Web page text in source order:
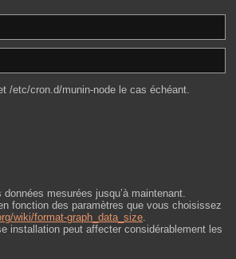
/etc/cron.d/munin-node le cas échéant.
mesurées jusqu’à maintenant.
fonction des paramètres que vous choisissez
wiki/format-graph_data_size
installation peut affecter considérablement les